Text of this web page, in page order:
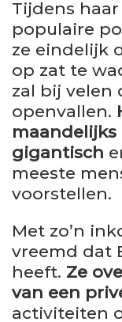
Tijdens
populaire
ze eindelijk
op zat te
zal bij velen
openvallen.
gigantisch
meeste
voorstellen.
Met zo’n
vreemd dat
heeft. Ze
van een
activiteiten